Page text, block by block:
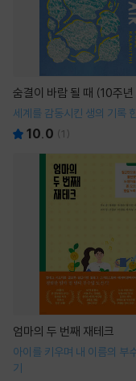
숨결이 바람 될 때 (10주
세계를 감동시킨 생의 기록
10.0 (1 )
엄마의 두 번째 재테크
아이를 키우며 내 이름의 부
기